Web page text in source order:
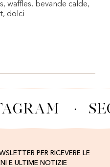
waffles, bevande calde,
dolci
·
PER RICEVERE LE
E ULTIME NOTIZIE